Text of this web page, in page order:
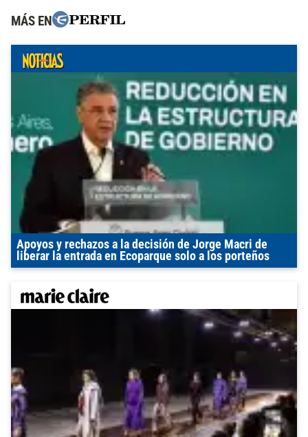
MÁS EN
Apoyos y rechazos a la decisión de Jorge Macri de
liberar la entrada en Ecoparque solo a los porteños